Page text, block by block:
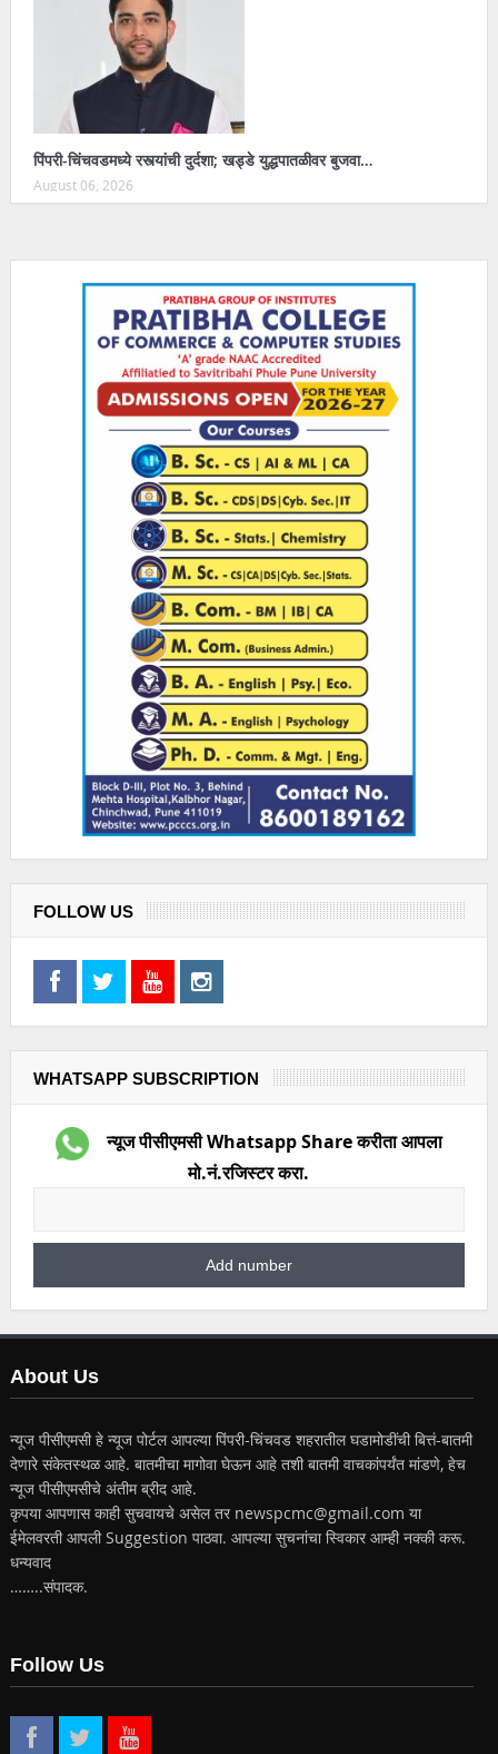
पिंपरी-चिंचवडमध्ये रस्त्यांची दुर्दशा; खड्डे युद्धपातळीवर बुजवा…
August 06, 2026
FOLLOW US
WHATSAPP SUBSCRIPTION
न्यूज पीसीएमसी Whatsapp Share करीता आपला
मो.नं.रजिस्टर करा.
About Us
न्यूज पीसीएमसी हे न्यूज पोर्टल आपल्या पिंपरी-चिंचवड शहरातील घडामोडींची बित्तं-बातमी
देणारे संकेतस्थळ आहे. बातमीचा मागोवा घेऊन आहे तशी बातमी वाचकांपर्यंत मांडणे, हेच
न्यूज पीसीएमसीचे अंतीम ब्रीद आहे.
कृपया आपणास काही सुचवायचे असेल तर newspcmc@gmail.com या
ईमेलवरती आपली Suggestion पाठवा. आपल्या सुचनांचा स्विकार आम्ही नक्की करू.
धन्यवाद
……..संपादक.
Follow Us